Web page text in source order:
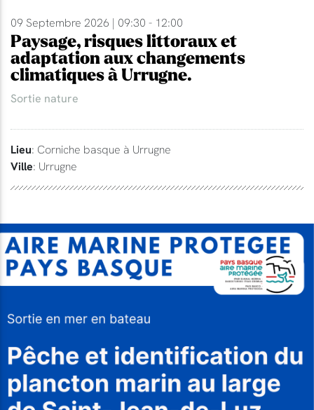
09 Septembre 2026 | 09:30 - 12:00
Paysage, risques littoraux et
adaptation aux changements
climatiques à Urrugne.
Sortie nature
Lieu: Corniche basque à Urrugne
Ville: Urrugne